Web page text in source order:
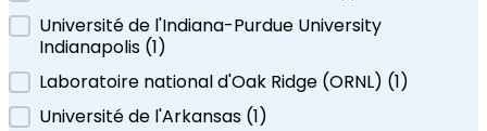
Université de l'Indiana-Purdue University
Indianapolis (1)
Laboratoire national d'Oak Ridge (ORNL) (1)
Université de l'Arkansas (1)